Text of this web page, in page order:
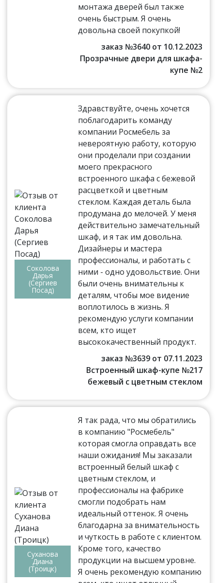
монтажа дверей был также
очень быстрым. Я очень
довольна своей покупкой!
заказ №3640 от 10.12.2023
Прозрачные двери для шкафа-
купе №2
Соколова
Дарья
(Сергиев
Посад)
Здравствуйте, очень хочется
поблагодарить команду
компании Росмебель за
невероятную работу, которую
они проделали при создании
моего прекрасного
встроенного шкафа с бежевой
расцветкой и цветным
стеклом. Каждая деталь была
продумана до мелочей. У меня
действительно замечательный
шкаф, и я так им довольна.
Дизайнеры и мастера
профессионалы, и работать с
ними - одно удовольствие. Они
были очень внимательны к
деталям, чтобы мое видение
воплотилось в жизнь. Я
рекомендую услуги компании
всем, кто ищет
высококачественный продукт.
заказ №3639 от 07.11.2023
Встроенный шкаф-купе №217
бежевый с цветным стеклом
Суханова
Диана
(Троицк)
Я так рада, что мы обратились
в компанию "Росмебель"
которая смогла оправдать все
наши ожидания! Мы заказали
встроенный белый шкаф с
цветным стеклом, и
профессионалы на фабрике
смогли подобрать нам
идеальный оттенок. Я очень
благодарна за внимательность
и чуткость в работе с клиентом.
Кроме того, качество
продукции на высшем уровне.
Я очень рекомендую компанию